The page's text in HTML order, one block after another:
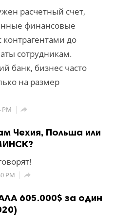
расчетный счет,
финансовые
контрагентами до
сотрудникам.
банк, бизнес часто
на размер
PM 
Чехия, Польша или
PM 
605.000$ за один